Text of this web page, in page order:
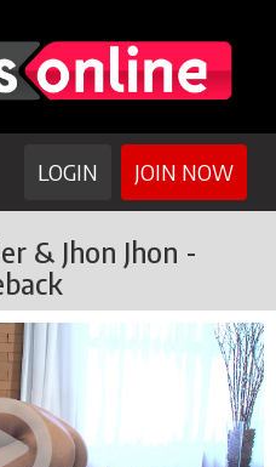
JOIN NOW
LOGIN
& Jhon Jhon -